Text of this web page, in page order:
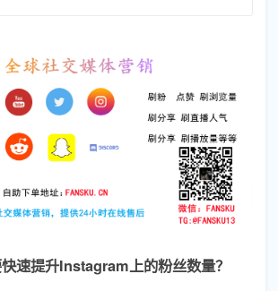
速提升Instagram上的粉丝数量？